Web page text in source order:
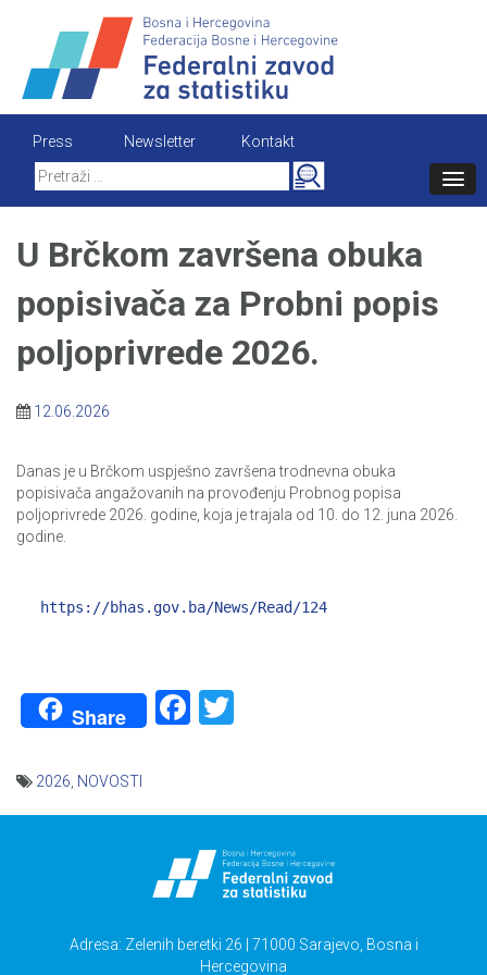
content
Press Newsletter
Kontakt
Search
for:
U Brčkom završena obuka
popisivača za Probni popis
poljoprivrede 2026.
12.06.2026
Danas je u Brčkom uspješno završena trodnevna obuka
popisivača angažovanih na provođenju Probnog popisa
poljoprivrede 2026. godine, koja je trajala od 10. do 12. juna 2026.
godine.
https://bhas.gov.ba/News/Read/124
Share Facebook
2026, NOVOSTI
Adresa: Zelenih beretki 26 | 71000 Sarajevo, Bosna i
Hercegovina